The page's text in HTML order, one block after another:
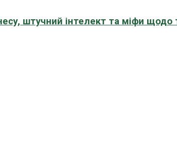
штучний інтелект та міфи щодо